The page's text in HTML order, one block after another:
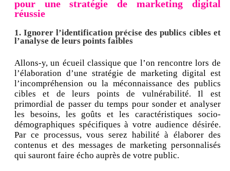
pour une stratégie de marketing digital
réussie
1. Ignorer l’identification précise des publics cibles et
l’analyse de leurs points faibles
Allons-y, un écueil classique que l’on rencontre lors de
l’élaboration d’une stratégie de marketing digital est
l’incompréhension ou la méconnaissance des publics
cibles et de leurs points de vulnérabilité. Il est
primordial de passer du temps pour sonder et analyser
les besoins, les goûts et les caractéristiques socio-
démographiques spécifiques à votre audience désirée.
Par ce processus, vous serez habilité à élaborer des
contenus et des messages de marketing personnalisés
qui sauront faire écho auprès de votre public.